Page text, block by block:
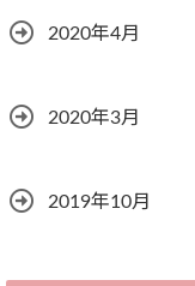
2020年4月
2020年3月
2019年10月